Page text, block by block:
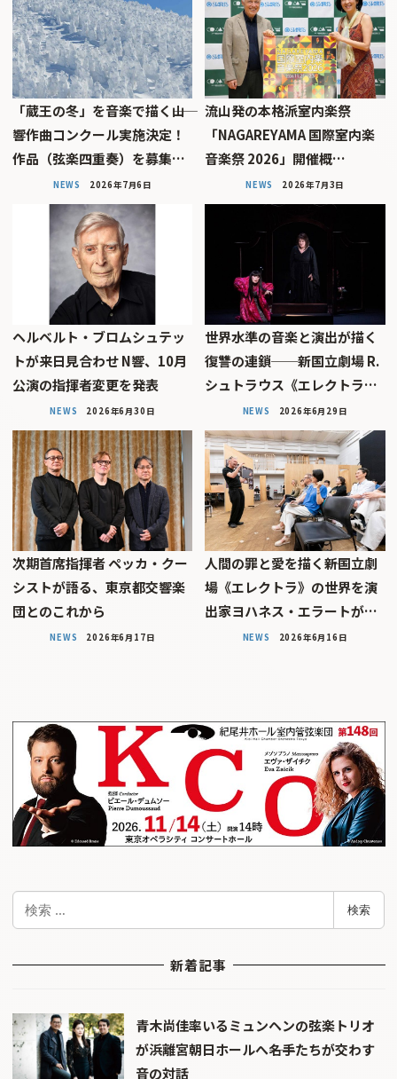
「蔵王の冬」を音楽で描く――山
響作曲コンクール実施決定！
作品（弦楽四重奏）を募集…
NEWS 2026年7月6日
流山発の本格派室内楽祭
「NAGAREYAMA 国際室内楽
音楽祭 2026」開催概…
NEWS 2026年7月3日
ヘルベルト・ブロムシュテッ
トが来日見合わせ N響、10月
公演の指揮者変更を発表
NEWS 2026年6月30日
世界水準の音楽と演出が描く
復讐の連鎖──新国立劇場 R.
シュトラウス《エレクトラ…
NEWS 2026年6月29日
次期首席指揮者 ペッカ・クー
シストが語る、東京都交響楽
団とのこれから
NEWS 2026年6月17日
人間の罪と愛を描く――新国立劇
場《エレクトラ》の世界を演
出家ヨハネス・エラートが…
NEWS 2026年6月16日
検
検索
新着記事
青木尚佳率いるミュンヘンの弦楽トリオ
が浜離宮朝日ホールへ――名手たちが交わす
音の対話